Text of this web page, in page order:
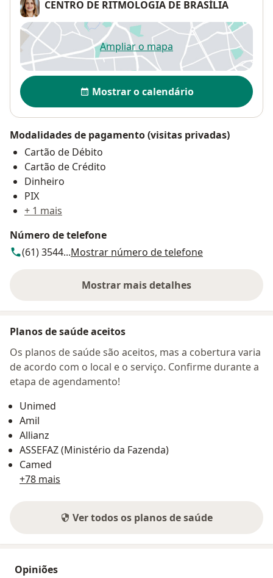
CENTRO DE RITMOLOGIA DE BRASÍLIA
Ampliar o mapaabre num novo separador
Disponibilidade
Mostrar o calendário
Modalidades de pagamento (visitas privadas)
Cartão de Débito
Cartão de Crédito
Dinheiro
PIX
+ 1 mais
Número de telefone
(61) 3544...Mostrar número de telefone
Mostrar mais detalhes
sobre o endereço
Planos de saúde aceitos
Os planos de saúde são aceitos, mas a cobertura varia
de acordo com o local e o serviço. Confirme durante a
etapa de agendamento!
Unimed
Amil
Allianz
ASSEFAZ (Ministério da Fazenda)
Camed
+78 mais
Ver todos os planos de saúde
Opiniões